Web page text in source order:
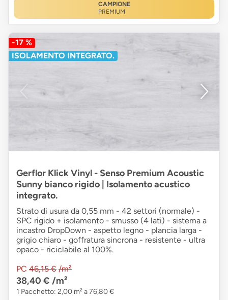
CAMPIONE
PREMIUM
-17 %
ISOLAMENTO INTEGRATO.
Gerflor Klick Vinyl - Senso Premium Acoustic
Sunny bianco rigido | Isolamento acustico
integrato.
Strato di usura da 0,55 mm - 42 settori (normale) -
SPC rigido + isolamento - smusso (4 lati) - sistema a
incastro DropDown - aspetto legno - plancia larga -
grigio chiaro - goffratura sincrona - resistente - ultra
opaco - riciclabile al 100%.
PC 46,15 € /m²
38,40 € /m²
1 Pacchetto: 2,00 m² a 76,80 €